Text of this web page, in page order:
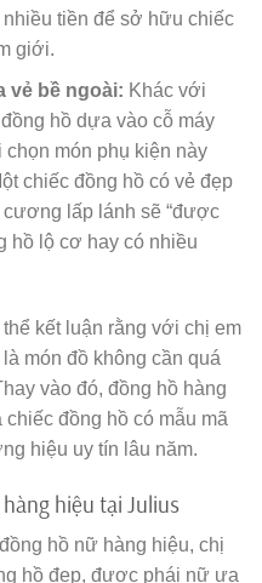
tiền để sở hữu chiếc
giới.
vẻ bề ngoài: Khác với
hồ dựa vào cỗ máy
món phụ kiện này
chiếc đồng hồ có vẻ đẹp
cương lấp lánh sẽ “được
hồ lộ cơ hay có nhiều
kết luận rằng với chị em
món đồ không cần quá
vào đó, đồng hồ hàng
đồng hồ có mẫu mã
hiệu uy tín lâu năm.
hiệu tại Julius
hồ nữ hàng hiệu, chị
hồ đẹp, được phái nữ ưa